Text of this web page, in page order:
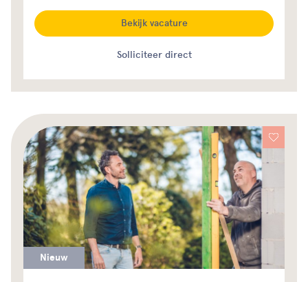
Solliciteer direct
Bekijk vacature
Nieuw